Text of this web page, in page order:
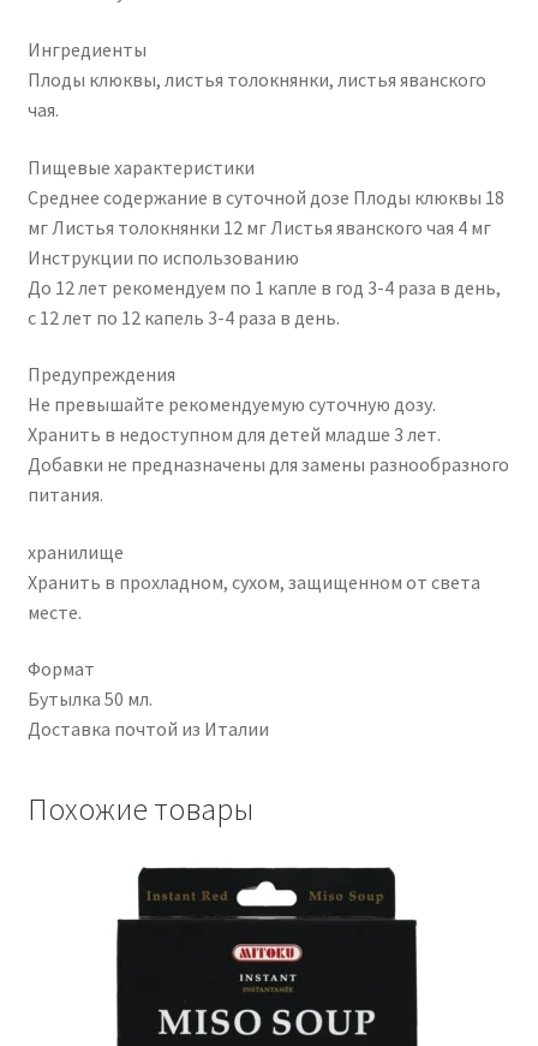
Ингредиенты
Плоды клюквы, листья толокнянки, листья яванского
чая.
Пищевые характеристики
Среднее содержание в суточной дозе Плоды клюквы 18
мг Листья толокнянки 12 мг Листья яванского чая 4 мг
Инструкции по использованию
До 12 лет рекомендуем по 1 капле в год 3-4 раза в день,
с 12 лет по 12 капель 3-4 раза в день.
Предупреждения
Не превышайте рекомендуемую суточную дозу.
Хранить в недоступном для детей младше 3 лет.
Добавки не предназначены для замены разнообразного
питания.
хранилище
Хранить в прохладном, сухом, защищенном от света
месте.
Формат
Бутылка 50 мл.
Доставка почтой из Италии
Похожие товары